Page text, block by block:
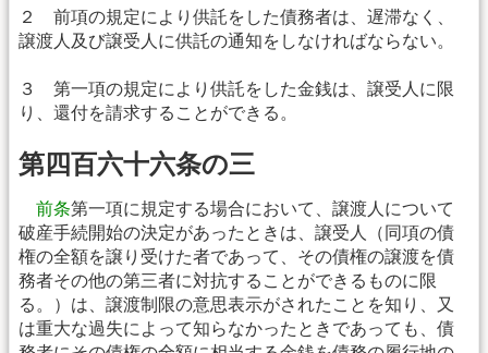
２ 前項の規定により供託をした債務者は、遅滞なく、
譲渡人及び譲受人に供託の通知をしなければならない。
３ 第一項の規定により供託をした金銭は、譲受人に限
り、還付を請求することができる。
第四百六十六条の三
前条第一項に規定する場合において、譲渡人について
破産手続開始の決定があったときは、譲受人（同項の債
権の全額を譲り受けた者であって、その債権の譲渡を債
務者その他の第三者に対抗することができるものに限
る。）は、譲渡制限の意思表示がされたことを知り、又
は重大な過失によって知らなかったときであっても、債